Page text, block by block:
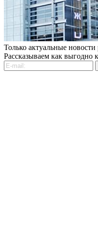
Только актуальные
Рассказываем как выгодно